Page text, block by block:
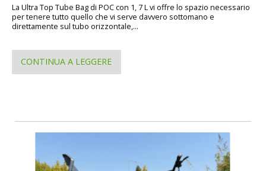
La Ultra Top Tube Bag di POC con 1, 7 L vi offre lo spazio necessario
per tenere tutto quello che vi serve davvero sottomano e
direttamente sul tubo orizzontale,...
CONTINUA A LEGGERE